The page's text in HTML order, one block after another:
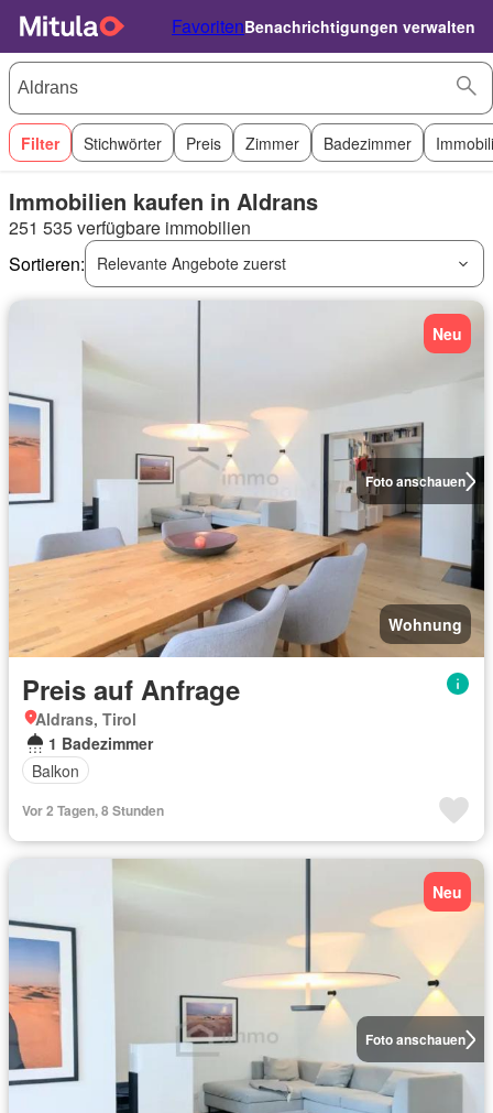
FavoritenBenachrichtigungen verwalten
Filter Stichwörter Preis Zimmer Badezimmer
Immobilien kaufen in Aldrans
251 535 verfügbare immobilien
Sortieren:
Relevante Angebote zuerst
Foto anschauen
Neu
Wohnung
Preis auf Anfrage
Aldrans, Tirol
1 Badezimmer
Balkon
Vor 2 Tagen, 8 Stunden
Foto anschauen
Neu